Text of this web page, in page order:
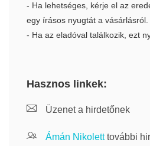
- Ha lehetséges, kérje el az
egy írásos nyugtát a vásárlásról.
- Ha az eladóval találkozik, ezt
Hasznos linkek:
Üzenet a hirdetőnek
Ámán Nikoletttovábbi